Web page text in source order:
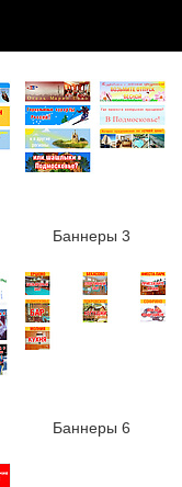
Баннеры 3
Баннеры 6